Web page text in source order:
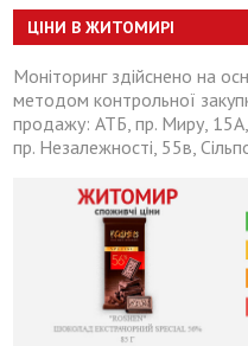
ЦІНИ В ЖИТОМИРІ
Моніторинг здійснено на
методом контрольної
продажу: АТБ, пр. Миру,
пр. Незалежності, 55в,